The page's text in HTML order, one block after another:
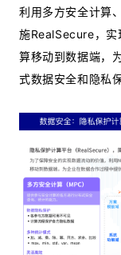
利用多方安全计算
施RealSecure，实
算移动到数据端，
式数据安全和隐私